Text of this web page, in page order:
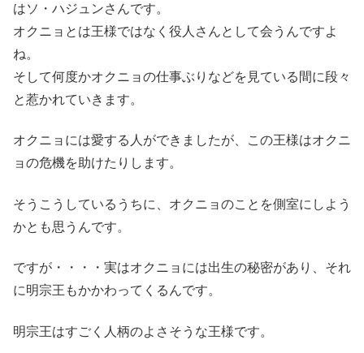
はソ・ハジュンさんです。
オクニョとは王様ではなく役人さんとして会うんですよ
ね。
そして何度かオクニョの仕事ぶりなどを見ている間に段々
と惹かれていきます。
オクニョには愛する人ができましたが、この王様はオクニ
ョの危機を助けたりします。
そうこうしているうちに、オクニョのことを側室にしよう
かとも思うんです。
ですが・・・・実はオクニョには出生の秘密があり、それ
に明宗王もかかわってくるんです。
明宗王はすごく人柄のよさそうな王様です。